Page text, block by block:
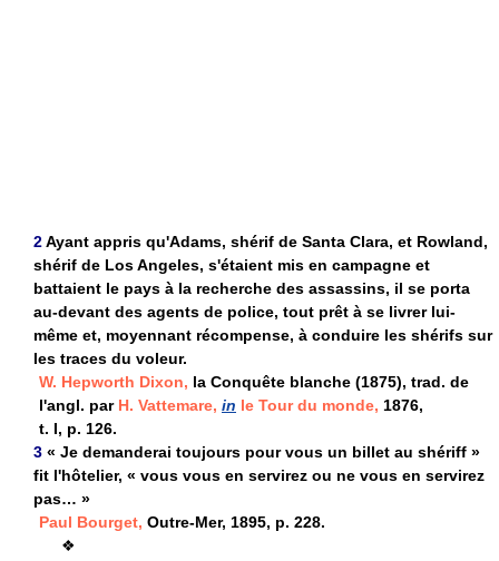
2Ayant appris qu'Adams, shérif de Santa Clara, et Rowland,
shérif de Los Angeles, s'étaient mis en campagne et
battaient le pays à la recherche des assassins, il se porta
au-devant des agents de police, tout prêt à se livrer lui-
même et, moyennant récompense, à conduire les shérifs sur
les traces du voleur.
W. Hepworth Dixon, la Conquête blanche (1875), trad. de
l'angl. par H. Vattemare, in le Tour du monde, 1876,
t. I, p. 126.
3 « Je demanderai toujours pour vous un billet au shériff »
fit l'hôtelier, « vous vous en servirez ou ne vous en servirez
pas… »
Paul Bourget, Outre-Mer, 1895, p. 228.
❖